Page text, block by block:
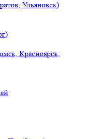
Ульяновск)
Красноярск,